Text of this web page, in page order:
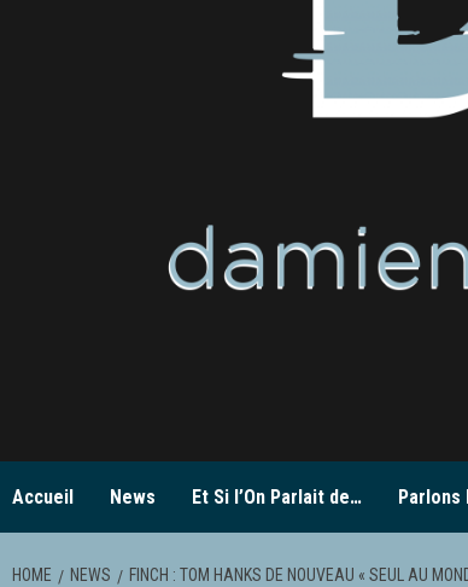
Accueil News Et Si l’On Parlait de… Parlons
HOME NEWS FINCH : TOM HANKS DE NOUVEAU « SEUL AU